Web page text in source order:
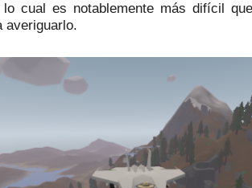
cual es notablemente más difícil
averiguarlo.